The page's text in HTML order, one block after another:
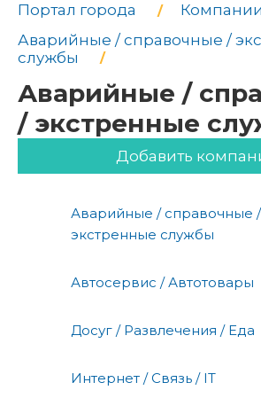
Портал города
Компании
Аварийные / справочные /
службы
Аварийные /
/ экстренные
Добавить
Аварийные / справочные /
экстренные службы
Автосервис / Автотовары
Досуг / Развлечения / Еда
Интернет / Связь / IT